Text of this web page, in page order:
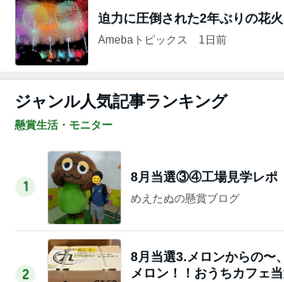
迫力に圧倒された2年ぶりの花火
Amebaトピックス 1日前
ジャンル人気記事ランキング
懸賞生活・モニター
1
8月当選③④工場見学レポ
めえたぬの懸賞ブログ
2
8月当選3.メロンからの〜
メロン！！おうちカフェ当